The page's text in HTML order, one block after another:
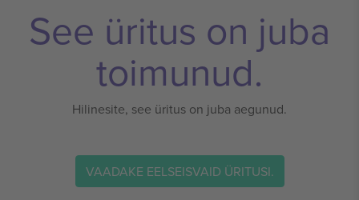
See üritus on juba
toimunud.
Hilinesite, see üritus on juba aegunud.
VAADAKE EELSEISVAID ÜRITUSI.